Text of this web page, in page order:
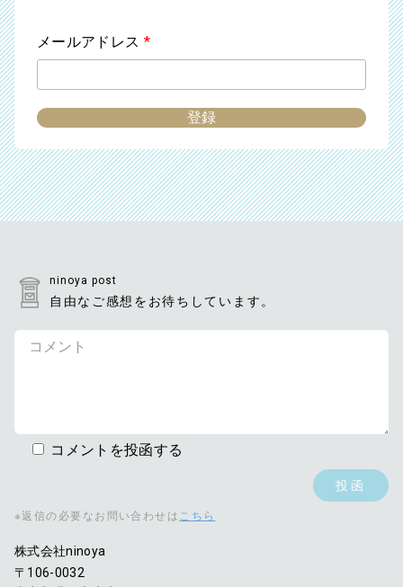
メールアドレス *
ninoya post
自由なご感想をお待ちしています。
コメントを投函する
※返信の必要なお問い合わせは こちら
株式会社ninoya
〒106-0032